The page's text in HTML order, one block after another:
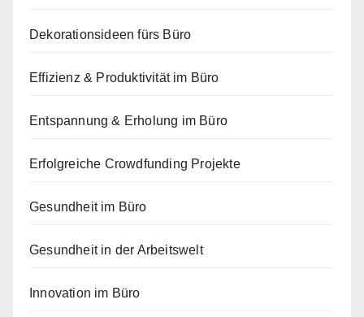
Dekorationsideen fürs Büro
Effizienz & Produktivität im Büro
Entspannung & Erholung im Büro
Erfolgreiche Crowdfunding Projekte
Gesundheit im Büro
Gesundheit in der Arbeitswelt
Innovation im Büro